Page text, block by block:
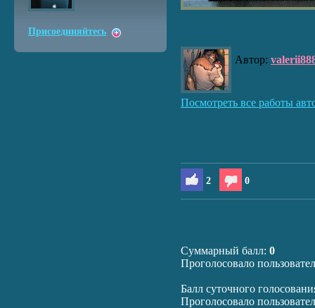
Автор:
Посмотреть все работы
2 0
Суммарный балл: 0
Проголосовало
Балл суточного
Проголосовало
Присоединяйтесь